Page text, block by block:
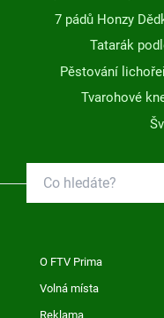
7 pádů Honzy
Tatarák
Pěstování
Tvarohové
O FTV Prima
Volná místa
Reklama